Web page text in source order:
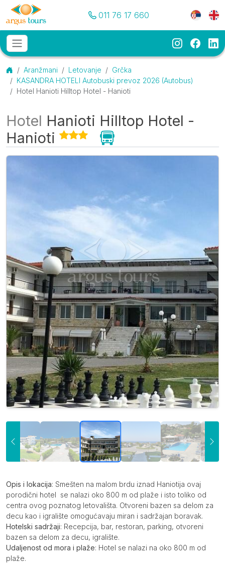
Pozovite nas
011 76 17 660 Meni
Osnovni meni
MENU
Instagram
Početna
Aranžmani Letovanje
Grčka
KASANDRA HOTELI Autobuski prevoz 2026 (Autobus)
Hotel Hanioti Hilltop Hotel - Hanioti
Hotel Hanioti Hilltop Hotel -
Hanioti
O smeštaju
Galerija
Opis
Opis i lokacija: Smešten na malom brdu iznad Haniotija ovaj
porodični hotel se nalazi oko 800 m od plaže i isto toliko od
centra ovog poznatog letovališta. Otvoreni bazen sa delom za
decu kao i igralište omogućavaju miran i sadržajan boravak.
Hotelski sadržaji: Recepcija, bar, restoran, parking, otvoreni
bazen sa delom za decu, igralište.
Udaljenost od mora i plaže: Hotel se nalazi na oko 800 m od
plaže.